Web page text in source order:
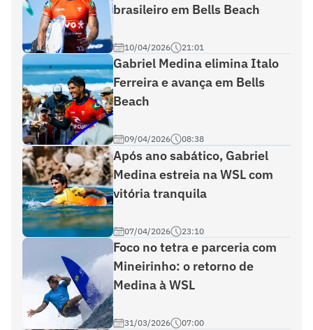
brasileiro em Bells Beach
10/04/2026 21:01
Gabriel Medina elimina Italo
Ferreira e avança em Bells
Beach
09/04/2026 08:38
Após ano sabático, Gabriel
Medina estreia na WSL com
vitória tranquila
07/04/2026 23:10
Foco no tetra e parceria com
Mineirinho: o retorno de
Medina à WSL
31/03/2026 07:00